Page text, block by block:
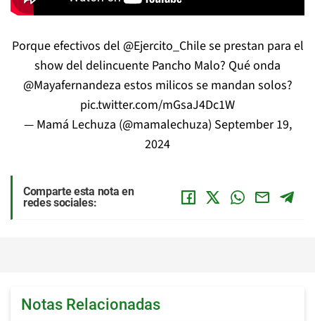
Porque efectivos del @Ejercito_Chilese prestan para el
show del delincuente Pancho Malo? Qué onda
@Mayafernandeza estos milicos se mandan solos?
pic.twitter.com/mGsaJ4Dc1W
— Mamá Lechuza (@mamalechuza) September 19,
2024
Comparte esta nota en
redes sociales:
Notas Relacionadas